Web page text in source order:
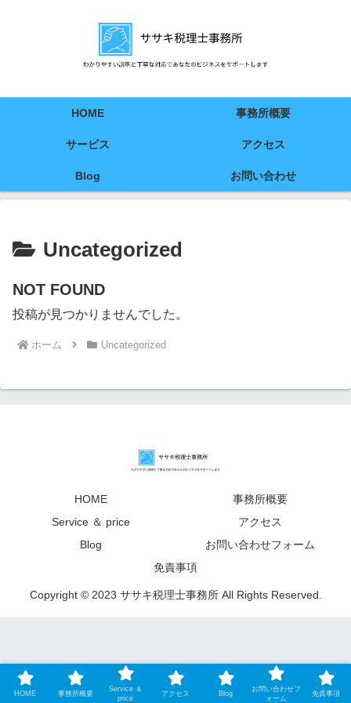
HOME 事務所概要
サービス アクセス
Blog お問い合わせ
Uncategorized
NOT FOUND
投稿が見つかりませんでした。
ホーム Uncategorized
HOME
事務所概要
Service ＆ price
アクセス
Blog
お問い合わせフォーム
免責事項
Copyright © 2023 ササキ税理士事務所 All Rights Reserved.
HOME 事務所概要
Service ＆
price
アクセス Blog
お問い合わせフ
ォーム
免責事項